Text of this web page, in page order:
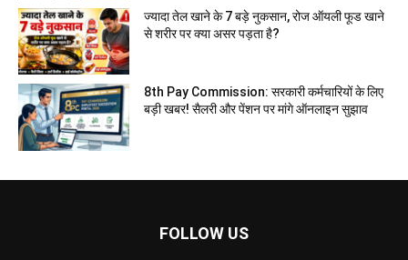
ज्यादा तेल खाने के 7 बड़े नुकसान, रोज ऑयली फूड खाने
से शरीर पर क्या असर पड़ता है?
8th Pay Commission: सरकारी कर्मचारियों के लिए
बड़ी खबर! सैलरी और पेंशन पर मांगे ऑनलाइन सुझाव
FOLLOW US